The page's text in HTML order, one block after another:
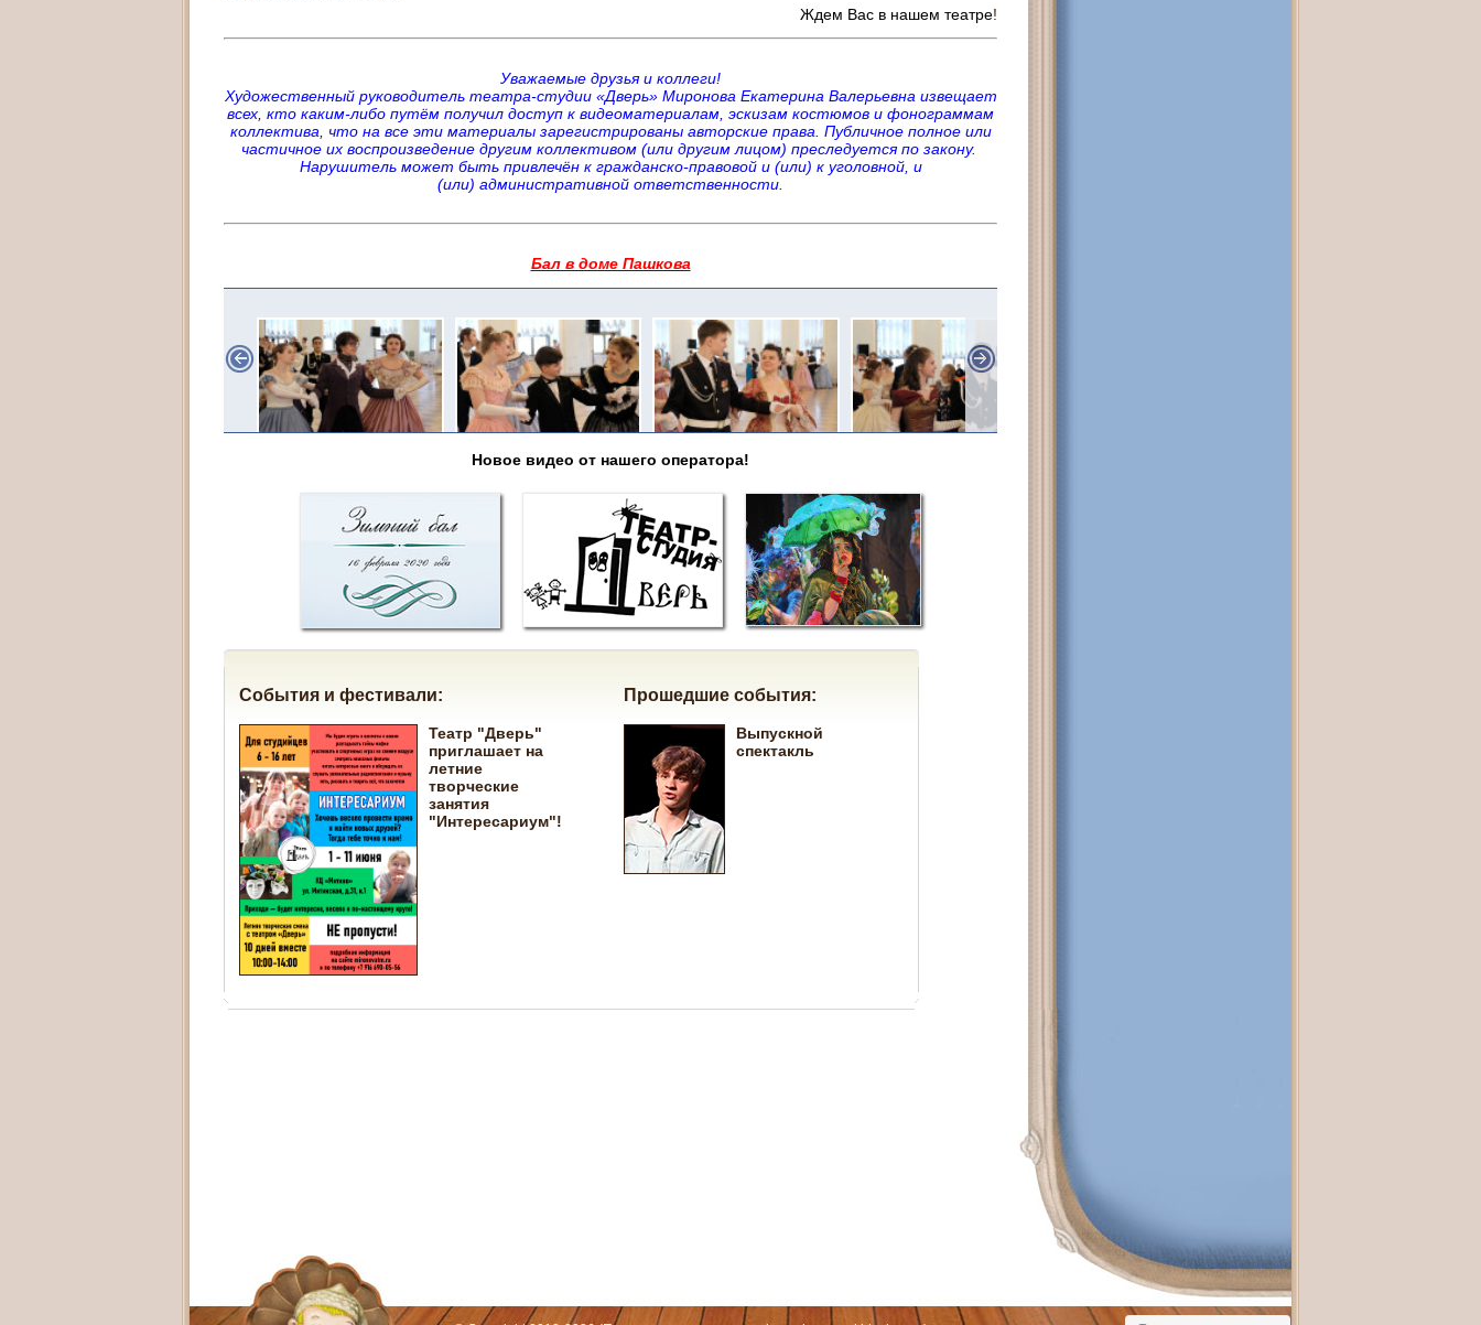
Ждем Вас в нашем театре!
Уважаемые друзья и коллеги!
Художественный руководитель театра-студии «Дверь» Миронова Екатерина Валерьевна извещает
всех, кто каким-либо путём получил доступ к видеоматериалам, эскизам костюмов и фонограммам
коллектива, что на все эти материалы зарегистрированы авторские права. Публичное полное или
частичное их воспроизведение другим коллективом (или другим лицом) преследуется по закону.
Нарушитель может быть привлечён к гражданско-правовой и (или) к уголовной, и
(или) административной ответственности.
Бал в доме Пашкова
Новое видео от нашего оператора!
События и фестивали:
Театр "Дверь"
приглашает на
летние
творческие
занятия
"Интересариум"!
Прошедшие события:
Выпускной
спектакль